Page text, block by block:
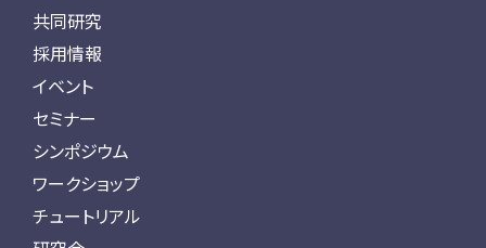
共同研究
採用情報
イベント
セミナー
シンポジウム
ワークショップ
チュートリアル